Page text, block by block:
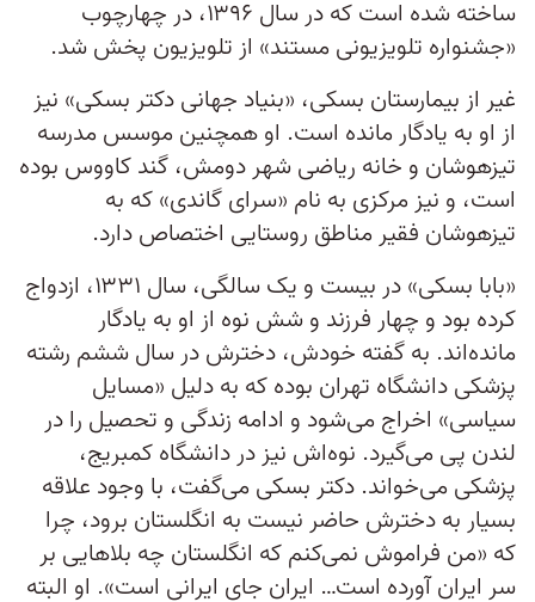
ساخته شده است که در سال ۱۳۹۶، در چهارچوب
«جشنواره تلویزیونی مستند» از تلویزیون پخش شد.
غیر از بیمارستان بسکی، «بنیاد جهانی دکتر بسکی» نیز
از او به‌ یادگار مانده است. او همچنین موسس مدرسه
تیزهوشان و خانه ریاضی شهر دومش، گند کاووس بوده
است، و نیز مرکزی به نام «سرای گاندی» که به
تیزهوشان فقیر مناطق روستایی اختصاص دارد.
«بابا بسکی» در بیست و یک سالگی، سال ۱۳۳۱، ‌ازدواج
کرده بود و چهار فرزند و شش نوه از او به یادگار
مانده‌اند. به گفته خودش، دخترش در سال ششم رشته
پزشکی دانشگاه تهران بوده که به دلیل «مسایل
سیاسی» اخراج می‌شود و ادامه زندگی و تحصیل را در
لندن پی می‌گیرد. نوه‌اش نیز در دانشگاه کمبریج،
پزشکی می‌خواند. دکتر بسکی می‌گفت، با وجود علاقه
بسیار به دخترش حاضر نیست به انگلستان برود، چرا
که «من فراموش نمی‌کنم که انگلستان چه بلاهایی بر
سر ایران آورده است… ایران جای ایرانی است». او البته